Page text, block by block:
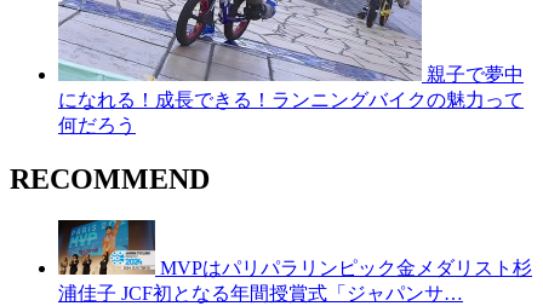
親子で夢中
になれる！成長できる！ランニングバイクの魅力って
何だろう
RECOMMEND
MVPはパリパラリンピック金メダリスト杉
浦佳子 JCF初となる年間授賞式「ジャパンサ…